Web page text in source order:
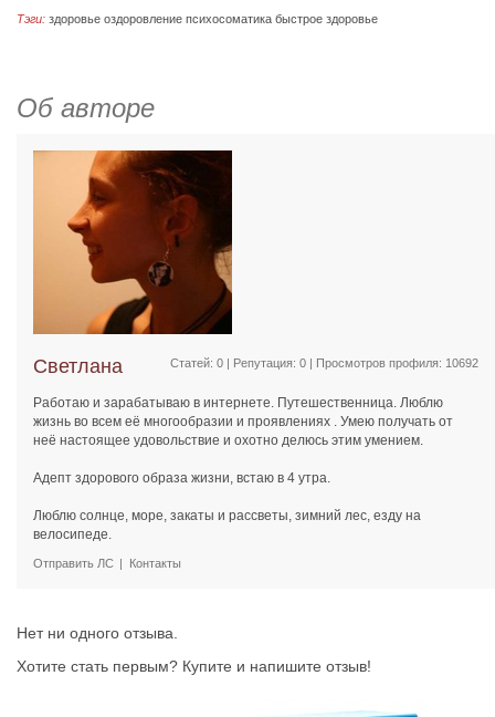
Тэги: здоровье оздоровление психосоматика быстрое здоровье
Об авторе
Светлана Статей: 0 | Репутация: 0 | Просмотров профиля: 10692
Работаю и зарабатываю в интернете. Путешественница. Люблю
жизнь во всем её многообразии и проявлениях . Умею получать от
неё настоящее удовольствие и охотно делюсь этим умением.
Адепт здорового образа жизни, встаю в 4 утра.
Люблю солнце, море, закаты и рассветы, зимний лес, езду на
велосипеде.
Отправить ЛС Контакты
Нет ни одного отзыва.
Хотите стать первым? Купите и напишите отзыв!